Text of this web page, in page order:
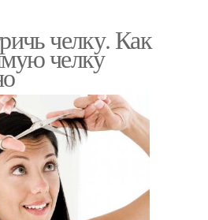
челку. Как
челку